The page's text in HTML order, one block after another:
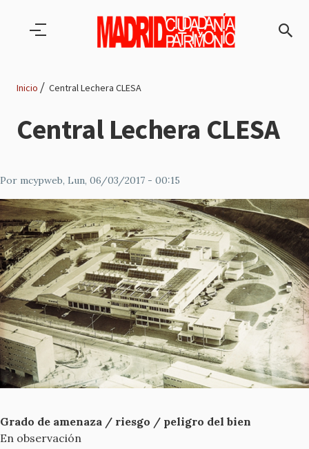
Ruta
de
navegación
Inicio Central Lechera CLESA
Central Lechera CLESA
Por mcypweb, Lun, 06/03/2017 - 00:15
Grado de amenaza / riesgo / peligro del bien
En observación